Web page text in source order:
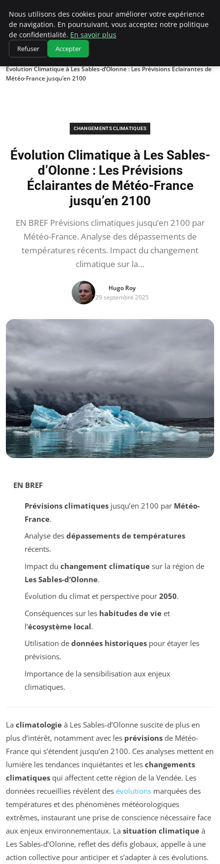
Climatedebtagents
Accueil
Changements climatiques
Évolution Climatique à Les Sables-d’Olonne : Les Prévisions Éclairantes de
Météo-France jusqu’en 2100
CHANGEMENTS CLIMATIQUES
Évolution Climatique à Les Sables-
d’Olonne : Les Prévisions
Éclairantes de Météo-France
jusqu’en 2100
EN BREF Prévisions climatiques jusqu’en 2100 par
Météo-France. Analyse des dépassements de
températures récents. Impact du changement
climatique sur la…
Hugo Roy
29 septembre 2025
EN BREF
Prévisions climatiquesjusqu’en 2100 par Météo-
France.
Analyse des dépassements de températures
récents.
Impact du changement climatiquesur la région de
Les Sables-d’Olonne.
Évolution du climat et perspective pour 2050.
Conséquences sur les habitudes de vieet
l’écosystème local.
Utilisation de données historiquespour étayer les
prévisions.
Importance de la sensibilisation aux enjeux
climatiques.
La climatologie à Les Sables-d’Olonne suscite de plus en
plus d’intérêt, notamment avec les prévisions de Météo-
France qui s’étendent jusqu’en 2100. Ces analyses mettent en
lumière les tendances inquiétantes et les changements
climatiques qui affectent cette région de la Vendée. Les
données recueillies révèlent des évolutions marquées des
températures et des phénomènes météorologiques
extrêmes, instaurant une prise de conscience nécessaire face
aux enjeux environnementaux. La situation climatique à
Les Sables-d’Olonne, reflet des défis globaux, appelle à une
action collective pour anticiper et s’adapter à ces évolutions.
Nous utilisons des cookies pour améliorer votre expérience
de navigation. En poursuivant, vous acceptez notre politique
de confidentialité. En savoir plus
Refuser Accepter